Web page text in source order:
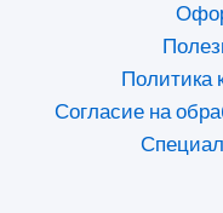
Политика
Согласие на